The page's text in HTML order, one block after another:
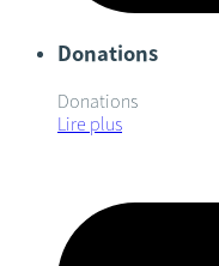
Donations
Donations
Lire plus